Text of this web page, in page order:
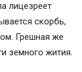
лицезреет
скорбь,
Грешная же
земного жития.